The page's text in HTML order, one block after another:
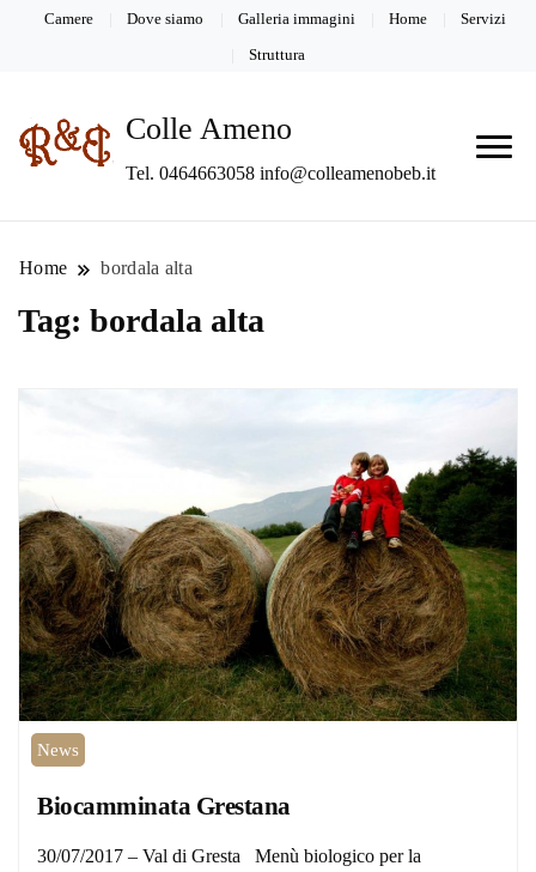
Camere Dove siamo Galleria immagini Home Servizi
Struttura
Colle Ameno
Tel. 0464663058 info@colleamenobeb.it
Home bordala alta
Tag: bordala alta
News
Biocamminata Grestana
30/07/2017 – Val di Gresta Menù biologico per la